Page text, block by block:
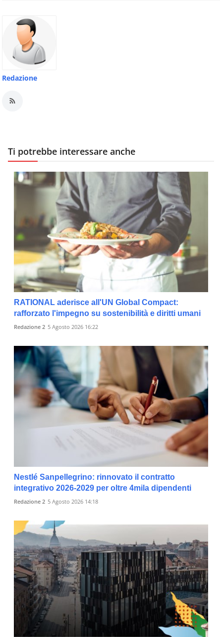
Redazione
Ti potrebbe interessare anche
RATIONAL aderisce all'UN Global Compact:
rafforzato l'impegno su sostenibilità e diritti umani
Redazione 2 5 Agosto 2026 16:22
Nestlé Sanpellegrino: rinnovato il contratto
integrativo 2026-2029 per oltre 4mila dipendenti
Redazione 2 5 Agosto 2026 14:18